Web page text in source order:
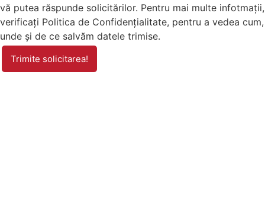
vă putea răspunde solicitărilor. Pentru mai multe infotmații,
verificați Politica de Confidențialitate, pentru a vedea cum,
unde și de ce salvăm datele trimise.
Trimite solicitarea!